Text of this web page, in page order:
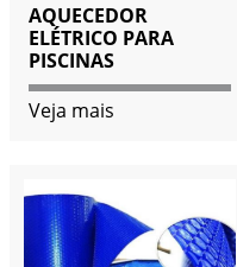
AQUECEDOR
ELÉTRICO PARA
PISCINAS
Veja mais